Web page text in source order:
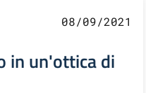
08/09/2021
in un'ottica di